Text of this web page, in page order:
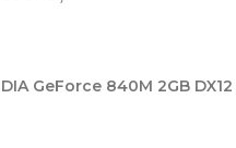
GeForce 840M 2GB DX12